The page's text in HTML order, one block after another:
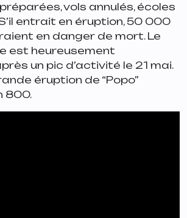
vols annulés, écoles
entrait en éruption, 50 000
en danger de mort. Le
est heureusement
un pic d’activité le 21 mai.
éruption de “Popo”
800.